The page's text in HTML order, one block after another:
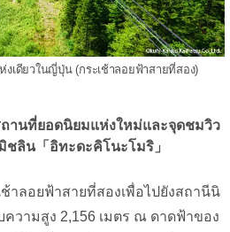
งเดียวในญี่ปุ่น (กระเช้าลอยฟ้าสายที่สอง)
านที่ยอดนิยมแห่งใหม่และจุดชมวิว
ลิน「อิทะดะคิโนะโมริ」
ลอยฟ้าสายที่สองเพื่อไปยังสถานีนิ
วามสูง 2,156 เมตร ณ ดาดฟ้าของ